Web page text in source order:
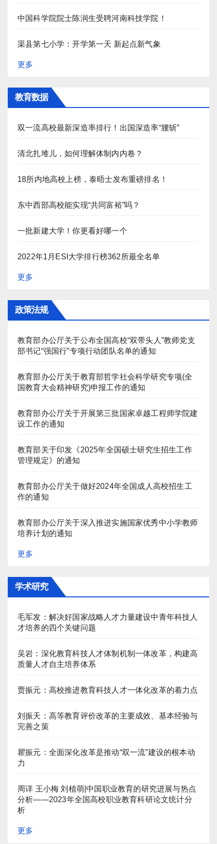
中国科学院院士陈润生受聘河南科技学院！
渠县第七小学：开学第一天 新起点新气象
更多
教育数据
双一流高校最新深造率排行！出国深造率“腰斩”
清北扎堆儿，如何理解体制内内卷？
18所内地高校上榜，泰晤士发布重磅排名！
东中西部高校能实现“共同富裕”吗？
一批新建大学！你更看好哪一个
2022年1月ESI大学排行榜362所最全名单
更多
政策法规
教育部办公厅关于公布全国高校“双带头人”教师党支
部书记“强国行”专项行动团队名单的通知
教育部办公厅关于教育部哲学社会科学研究专项(全
国教育大会精神研究)申报工作的通知
教育部办公厅关于开展第三批国家卓越工程师学院建
设工作的通知
教育部关于印发《2025年全国硕士研究生招生工作
管理规定》的通知
教育部办公厅关于做好2024年全国成人高校招生工
作的通知
教育部办公厅关于深入推进实施国家优秀中小学教师
培养计划的通知
更多
学术研究
毛军发：解决好国家战略人才力量建设中青年科技人
才培养的四个关键问题
吴岩：深化教育科技人才体制机制一体改革，构建高
质量人才自主培养体系
贾振元：高校推进教育科技人才一体化改革的着力点
刘振天：高等教育评价改革的主要成效、基本经验与
完善之策
瞿振元：全面深化改革是推动“双一流”建设的根本动
力
周详 王小梅 刘植萌|中国职业教育的研究进展与热点
分析——2023年全国高校职业教育科研论文统计分
析
更多